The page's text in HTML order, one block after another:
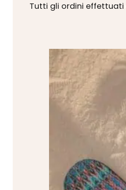
Tutti gli ordini effettuati